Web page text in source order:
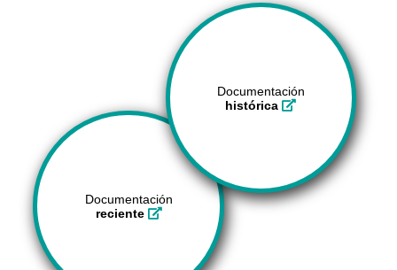
Documentación
histórica
Documentación
reciente